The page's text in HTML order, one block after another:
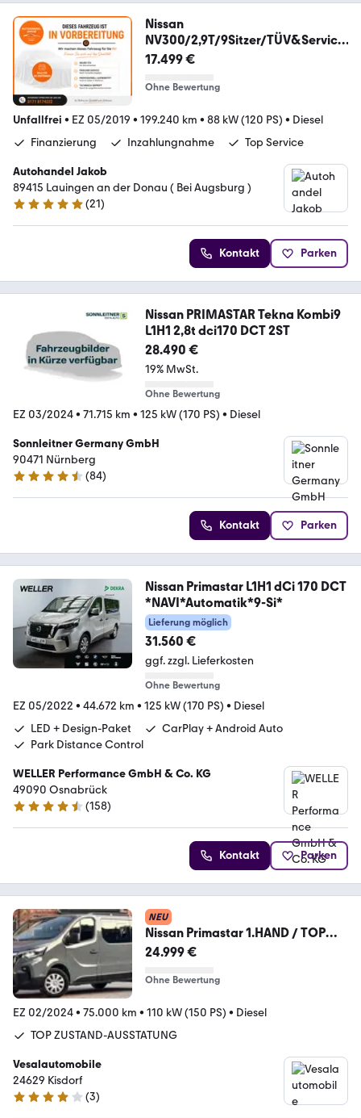
Nissan
NV300/2,9T/9Sitzer/TÜV&Service
sowie vieles NEU!
17.499 €
Ohne Bewertung
Unfallfrei • EZ 05/2019 • 199.240 km • 88 kW (120 PS) • Diesel
Finanzierung
Inzahlungnahme Top Service
Autohandel Jakob
89415 Lauingen an der Donau ( Bei Augsburg )
4.8 Sterne
(21)
Kontakt Parken
Nissan PRIMASTAR Tekna Kombi9
L1H1 2,8t dci170 DCT 2ST
28.490 €
19% MwSt.
Ohne Bewertung
EZ 03/2024• 71.715 km • 125 kW (170 PS) • Diesel
Sonnleitner Germany GmbH
90471 Nürnberg
4.4 Sterne
(84)
Kontakt Parken
Nissan Primastar L1H1 dCi 170 DCT
*NAVI*Automatik*9-Si*
Lieferung möglich
31.560 €
ggf. zzgl. Lieferkosten
Ohne Bewertung
EZ 05/2022 • 44.672 km • 125 kW (170 PS) • Diesel
LED + Design-Paket
CarPlay + Android Auto
Park Distance Control
WELLER Performance GmbH & Co. KG
49090 Osnabrück
4.6 Sterne
(158)
Kontakt Parken
NEU
Nissan Primastar 1.HAND / TOP
ZUSTAND - AUSSTATTUNG
24.999 €
Ohne Bewertung
EZ 02/2024• 75.000 km • 110 kW (150 PS) • Diesel
TOP ZUSTAND-AUSSTATUNG
Vesalautomobile
24629 Kisdorf
4.1 Sterne
(3)